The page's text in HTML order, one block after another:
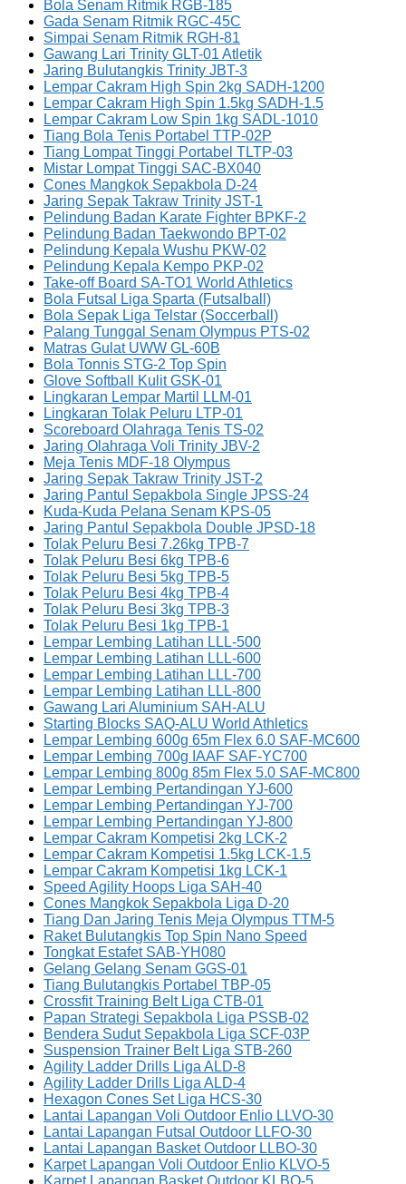
Bola Senam Ritmik RGB-185
Gada Senam Ritmik RGC-45C
Simpai Senam Ritmik RGH-81
Gawang Lari Trinity GLT-01 Atletik
Jaring Bulutangkis Trinity JBT-3
Lempar Cakram High Spin 2kg SADH-1200
Lempar Cakram High Spin 1.5kg SADH-1.5
Lempar Cakram Low Spin 1kg SADL-1010
Tiang Bola Tenis Portabel TTP-02P
Tiang Lompat Tinggi Portabel TLTP-03
Mistar Lompat Tinggi SAC-BX040
Cones Mangkok Sepakbola D-24
Jaring Sepak Takraw Trinity JST-1
Pelindung Badan Karate Fighter BPKF-2
Pelindung Badan Taekwondo BPT-02
Pelindung Kepala Wushu PKW-02
Pelindung Kepala Kempo PKP-02
Take-off Board SA-TO1 World Athletics
Bola Futsal Liga Sparta (Futsalball)
Bola Sepak Liga Telstar (Soccerball)
Palang Tunggal Senam Olympus PTS-02
Matras Gulat UWW GL-60B
Bola Tonnis STG-2 Top Spin
Glove Softball Kulit GSK-01
Lingkaran Lempar Martil LLM-01
Lingkaran Tolak Peluru LTP-01
Scoreboard Olahraga Tenis TS-02
Jaring Olahraga Voli Trinity JBV-2
Meja Tenis MDF-18 Olympus
Jaring Sepak Takraw Trinity JST-2
Jaring Pantul Sepakbola Single JPSS-24
Kuda-Kuda Pelana Senam KPS-05
Jaring Pantul Sepakbola Double JPSD-18
Tolak Peluru Besi 7.26kg TPB-7
Tolak Peluru Besi 6kg TPB-6
Tolak Peluru Besi 5kg TPB-5
Tolak Peluru Besi 4kg TPB-4
Tolak Peluru Besi 3kg TPB-3
Tolak Peluru Besi 1kg TPB-1
Lempar Lembing Latihan LLL-500
Lempar Lembing Latihan LLL-600
Lempar Lembing Latihan LLL-700
Lempar Lembing Latihan LLL-800
Gawang Lari Aluminium SAH-ALU
Starting Blocks SAQ-ALU World Athletics
Lempar Lembing 600g 65m Flex 6.0 SAF-MC600
Lempar Lembing 700g IAAF SAF-YC700
Lempar Lembing 800g 85m Flex 5.0 SAF-MC800
Lempar Lembing Pertandingan YJ-600
Lempar Lembing Pertandingan YJ-700
Lempar Lembing Pertandingan YJ-800
Lempar Cakram Kompetisi 2kg LCK-2
Lempar Cakram Kompetisi 1.5kg LCK-1.5
Lempar Cakram Kompetisi 1kg LCK-1
Speed Agility Hoops Liga SAH-40
Cones Mangkok Sepakbola Liga D-20
Tiang Dan Jaring Tenis Meja Olympus TTM-5
Raket Bulutangkis Top Spin Nano Speed
Tongkat Estafet SAB-YH080
Gelang Gelang Senam GGS-01
Tiang Bulutangkis Portabel TBP-05
Crossfit Training Belt Liga CTB-01
Papan Strategi Sepakbola Liga PSSB-02
Bendera Sudut Sepakbola Liga SCF-03P
Suspension Trainer Belt Liga STB-260
Agility Ladder Drills Liga ALD-8
Agility Ladder Drills Liga ALD-4
Hexagon Cones Set Liga HCS-30
Lantai Lapangan Voli Outdoor Enlio LLVO-30
Lantai Lapangan Futsal Outdoor LLFO-30
Lantai Lapangan Basket Outdoor LLBO-30
Karpet Lapangan Voli Outdoor Enlio KLVO-5
Karpet Lapangan Basket Outdoor KLBO-5